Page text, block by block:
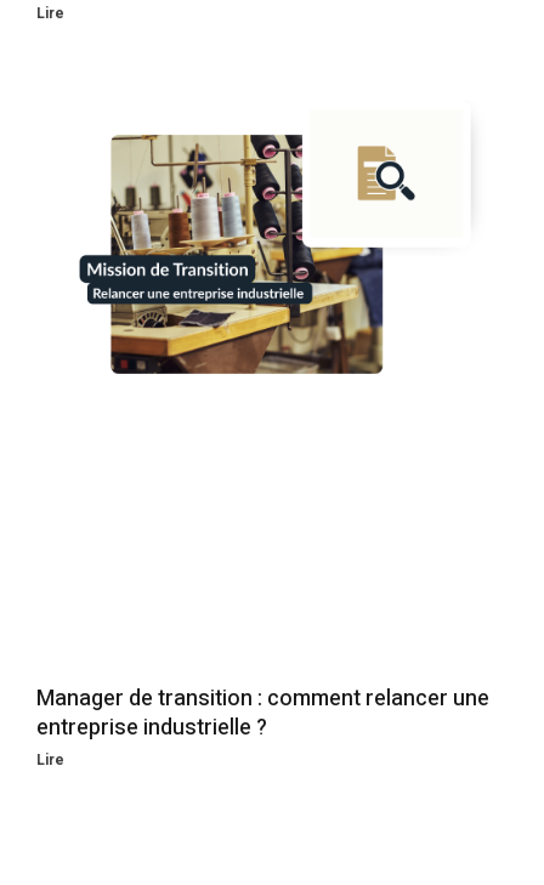
Lire
Manager de transition : comment relancer une
entreprise industrielle ?
Lire